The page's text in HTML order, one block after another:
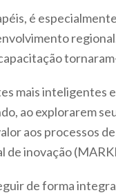
é
mais inteligentes
ao explorarem
aos processos
inovação
de forma